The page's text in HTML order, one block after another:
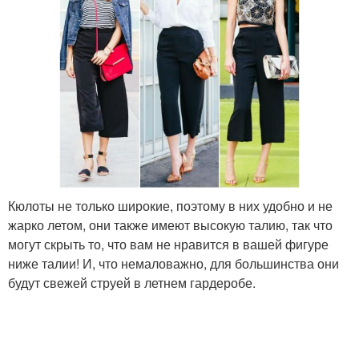
Кюлоты не только широкие, поэтому в них удобно и не
жарко летом, они также имеют высокую талию, так что
могут скрыть то, что вам не нравится в вашей фигуре
ниже талии! И, что немаловажно, для большинства они
будут свежей струей в летнем гардеробе.